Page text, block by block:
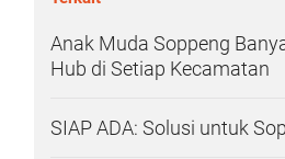
Anak Muda Soppeng
Hub di Setiap Kecamatan
SIAP ADA: Solusi untuk